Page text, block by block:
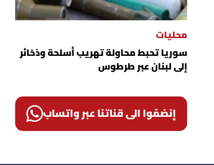
محليات
سوريا تحبط محاولة تهريب أسلحة وذخائر
إلى لبنان عبر طرطوس
إنضمّوا الى قناتنا عبر واتساب